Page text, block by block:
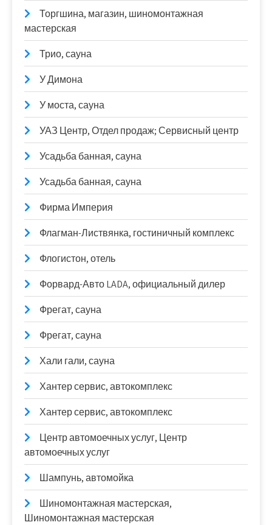
Торгшина, магазин, шиномонтажная
мастерская
Трио, сауна
У Димона
У моста, сауна
УАЗ Центр, Отдел продаж; Сервисный центр
Усадьба банная, сауна
Усадьба банная, сауна
Фирма Империя
Флагман-Листвянка, гостиничный комплекс
Флогистон, отель
Форвард-Авто LADA, официальный дилер
Фрегат, сауна
Фрегат, сауна
Хали гали, сауна
Хантер сервис, автокомплекс
Хантер сервис, автокомплекс
Центр автомоечных услуг, Центр
автомоечных услуг
Шампунь, автомойка
Шиномонтажная мастерская,
Шиномонтажная мастерская